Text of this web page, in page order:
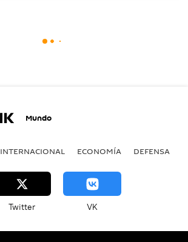
Mundo
INTERNACIONAL ECONOMÍA DEFENSA
Twitter VK